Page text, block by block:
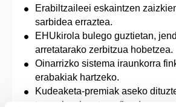
Erabiltzaileei eskaintzen
sarbidea erraztea.
EHUkirola bulego guztietan,
arretatarako zerbitzua hobetzea.
Oinarrizko sistema iraunkorra
erabakiak hartzeko.
Kudeaketa-premiak aseko
tresnak eskuratzea (hardwarea